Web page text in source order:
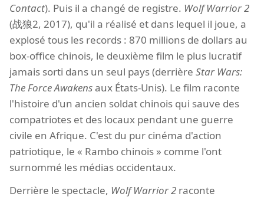
Contact). Puis il a changé de registre. Wolf Warrior 2
(战狼2, 2017), qu'il a réalisé et dans lequel il joue, a
explosé tous les records : 870 millions de dollars au
box-office chinois, le deuxième film le plus lucratif
jamais sorti dans un seul pays (derrière Star Wars:
The Force Awakensaux États-Unis). Le film raconte
l'histoire d'un ancien soldat chinois qui sauve des
compatriotes et des locaux pendant une guerre
civile en Afrique. C'est du pur cinéma d'action
patriotique, le « Rambo chinois » comme l'ont
surnommé les médias occidentaux.
Derrière le spectacle, Wolf Warrior 2 raconte